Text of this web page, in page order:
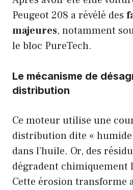
Peugeot 208 a révélé des
majeures, notamment
le bloc PureTech.
Le mécanisme de
distribution
Ce moteur utilise une
distribution dite « humide
dans l’huile. Or, des
dégradent chimiquement
Cette érosion transforme